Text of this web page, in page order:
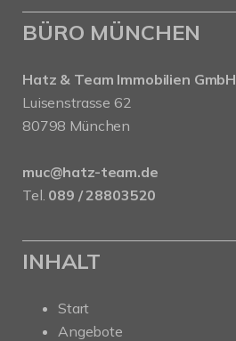
BÜRO MÜNCHEN
Hatz & Team Immobilien GmbH
Luisenstrasse 62
80798 München
muc@hatz-team.de
Tel. 089 / 28803520
INHALT
Start
Angebote